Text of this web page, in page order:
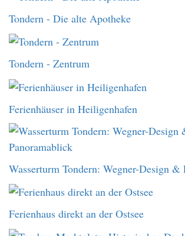
Tondern - Die alte Apotheke
Tondern - Zentrum
Ferienhäuser in Heiligenhafen
Wasserturm Tondern: Wegner-Design &
Ferienhaus direkt an der Ostsee